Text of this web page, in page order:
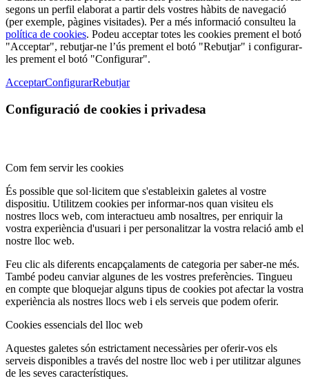
segons un perfil elaborat a partir dels vostres hàbits de navegació
(per exemple, pàgines visitades). Per a més informació consulteu la
política de cookies. Podeu acceptar totes les cookies prement el botó
"Acceptar", rebutjar-ne l’ús prement el botó "Rebutjar" i configurar-
les prement el botó "Configurar".
AcceptarConfigurarRebutjar
Configuració de cookies i privadesa
Com fem servir les cookies
És possible que sol·licitem que s'estableixin galetes al vostre
dispositiu. Utilitzem cookies per informar-nos quan visiteu els
nostres llocs web, com interactueu amb nosaltres, per enriquir la
vostra experiència d'usuari i per personalitzar la vostra relació amb el
nostre lloc web.
Feu clic als diferents encapçalaments de categoria per saber-ne més.
També podeu canviar algunes de les vostres preferències. Tingueu
en compte que bloquejar alguns tipus de cookies pot afectar la vostra
experiència als nostres llocs web i els serveis que podem oferir.
Cookies essencials del lloc web
Aquestes galetes són estrictament necessàries per oferir-vos els
serveis disponibles a través del nostre lloc web i per utilitzar algunes
de les seves característiques.